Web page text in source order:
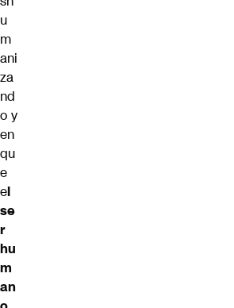
u
m
ani
za
nd
o y
en
qu
e
el
se
r
hu
m
an